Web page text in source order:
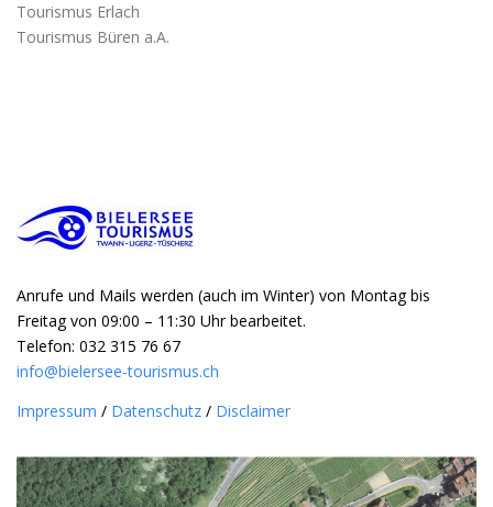
Tourismus Erlach
Tourismus Büren a.A.
Anrufe und Mails werden (auch im Winter) von Montag bis
Freitag von 09:00 – 11:30 Uhr bearbeitet.
Telefon: 032 315 76 67
info@bielersee-tourismus.ch
Impressum / Datenschutz / Disclaimer